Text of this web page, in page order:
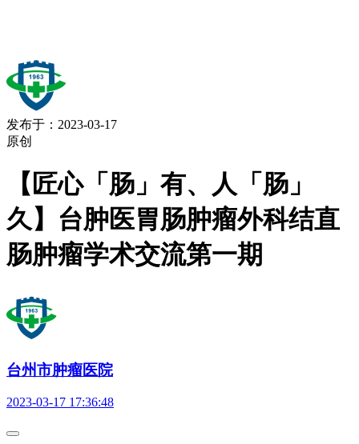
发布于：2023-03-17
原创
【匠心「肠」有、人「肠」
久】台肿医胃肠肿瘤外科结直
肠肿瘤学术交流第一期
台州市肿瘤医院
2023-03-17 17:36:48